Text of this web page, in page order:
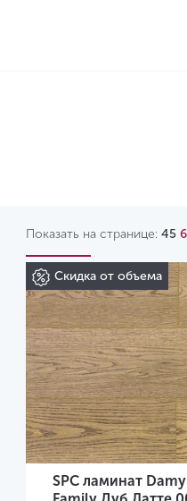
Показать на странице: 45
Скидка от объема
SPC ламинат